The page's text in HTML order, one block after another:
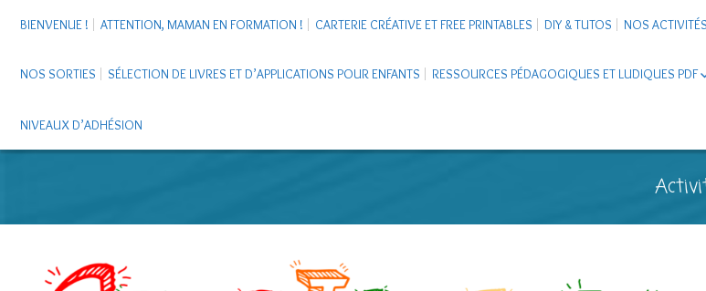
BIENVENUE ! ATTENTION, MAMAN EN FORMATION ! CARTERIE CRÉATIVE ET FREE PRINTABLES DIY & TUTOS NOS
NOS SORTIES SÉLECTION DE LIVRES ET D’APPLICATIONS POUR ENFANTS RESSOURCES PÉDAGOGIQUES ET LUDIQUES PDF
CARNETS DE VOYAGE ENFANTS
NIVEAUX D’ADHÉSION